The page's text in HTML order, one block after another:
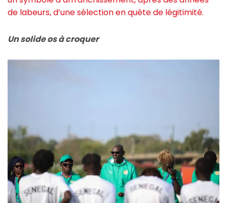
de labeurs, d’une sélection en quête de légitimité.
Un solide os à croquer